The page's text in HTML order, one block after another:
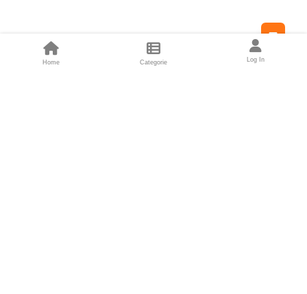
Home Categorie Log In